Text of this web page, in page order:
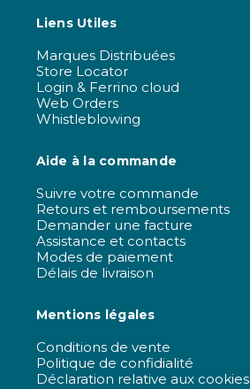
Liens Utiles
Marques Distribuées
Store Locator
Login & Ferrino cloud
Web Orders
Whistleblowing
Aide à la commande
Suivre votre commande
Retours et remboursements
Demander une facture
Assistance et contacts
Modes de paiement
Délais de livraison
Mentions légales
Conditions de vente
Politique de confidialité
Déclaration relative aux cookies